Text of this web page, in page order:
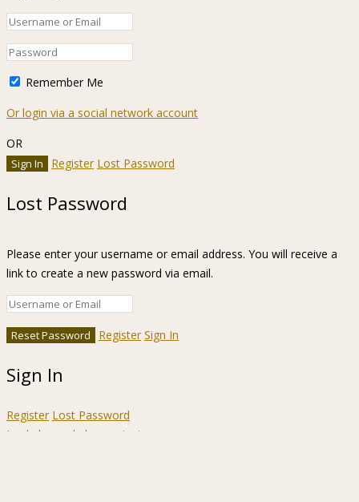
Remember Me
Or login via a social network account
OR
Register Lost Password
Lost Password
Please enter your username or email address. You will receive a
link to create a new password via email.
Register Sign In
Sign In
Register Lost Password
Ir a la barra de herramientas